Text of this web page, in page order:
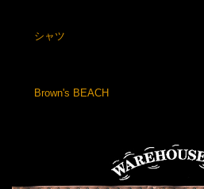
シャツ
Brown's BEACH